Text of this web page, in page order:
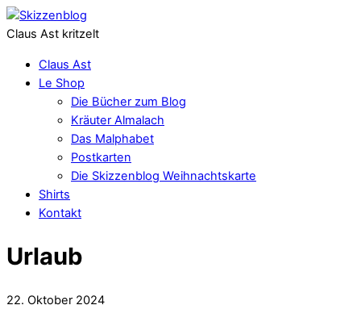
Claus Ast kritzelt
Claus Ast
Le Shop
Die Bücher zum Blog
Kräuter Almalach
Das Malphabet
Postkarten
Die Skizzenblog Weihnachtskarte
Shirts
Kontakt
Urlaub
22. Oktober 2024